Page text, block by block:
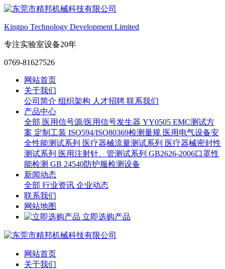
Kingpo Technology Development Limited
专注实验室设备20年
0769-81627526
网站首页
关于我们
公司简介 组织架构 人才招聘 联系我们
产品中心
全部 医用信号源/医用信号发生器 YY0505 EMC测试方
案 定制工装 ISO594/ISO80369检测量规 医用电气设备安
全性能测试系列 医疗器械流量测试系列 医疗器械密封性
测试系列 医用注射针、管测试系列 GB2626-2006口罩性
能检测 GB 24540防护服检测设备
新闻动态
全部 行业资讯 企业动态
联系我们
网站地图
立即选购产品
网站首页
关于我们